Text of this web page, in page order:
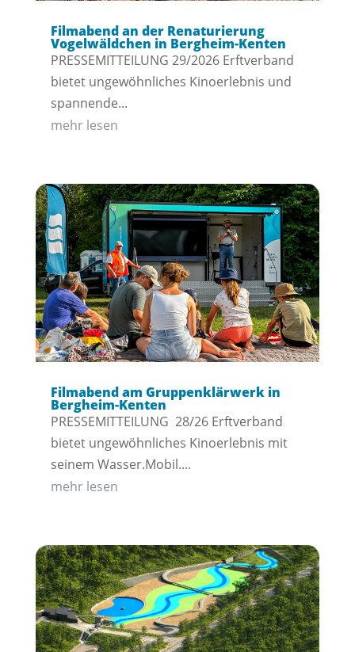
Filmabend an der Renaturierung
Vogelwäldchen in Bergheim-Kenten
PRESSEMITTEILUNG 29/2026 Erftverband
bietet ungewöhnliches Kinoerlebnis und
spannende...
mehr lesen
Filmabend am Gruppenklärwerk in
Bergheim-Kenten
PRESSEMITTEILUNG 28/26 Erftverband
bietet ungewöhnliches Kinoerlebnis mit
seinem Wasser.Mobil....
mehr lesen